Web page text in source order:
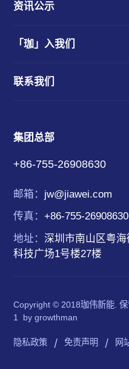
集团总部
+86-755-26908630
邮箱： jw@jiawei.com
传真：+86-755-26908630
地址：深圳市南山区粤
科技广场1号楼27楼
资讯公示
「珈」入我们
联系我们
Copyright © 2018珈伟新能.
1
bygrowthman
隐私政策 | 免责声明 | 网